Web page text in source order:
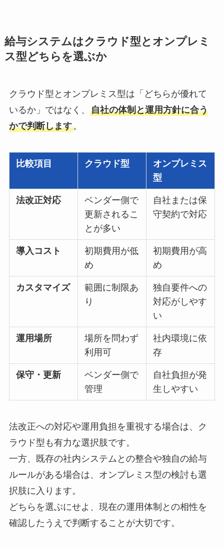
給与システムはクラウド型とオンプレミ
ス型どちらを選ぶか
クラウド型とオンプレミス型は「どちらが優れて
いるか」ではなく、 自社の体制と運用方針に合う
かで判断します。
比較項目 クラウド型
オンプレミス
型
法改正対応
ベンダー側で
更新されるこ
とが多い
自社または保
守契約で対応
導入コスト
初期費用が低
め
初期費用が高
め
カスタマイズ
範囲に制限あ
り
独自要件への
対応がしやす
い
運用場所
場所を問わず
利用可
社内環境に依
存
保守・更新
ベンダー側で
管理
自社負担が発
生しやすい
法改正への対応や運用負担を重視する場合は、ク
ラウド型も有力な選択肢です。
一方、既存の社内システムとの整合や独自の給与
ルールがある場合は、オンプレミス型の検討も選
択肢に入ります。
どちらを選ぶにせよ、現在の運用体制との相性を
確認したうえで判断することが大切です。